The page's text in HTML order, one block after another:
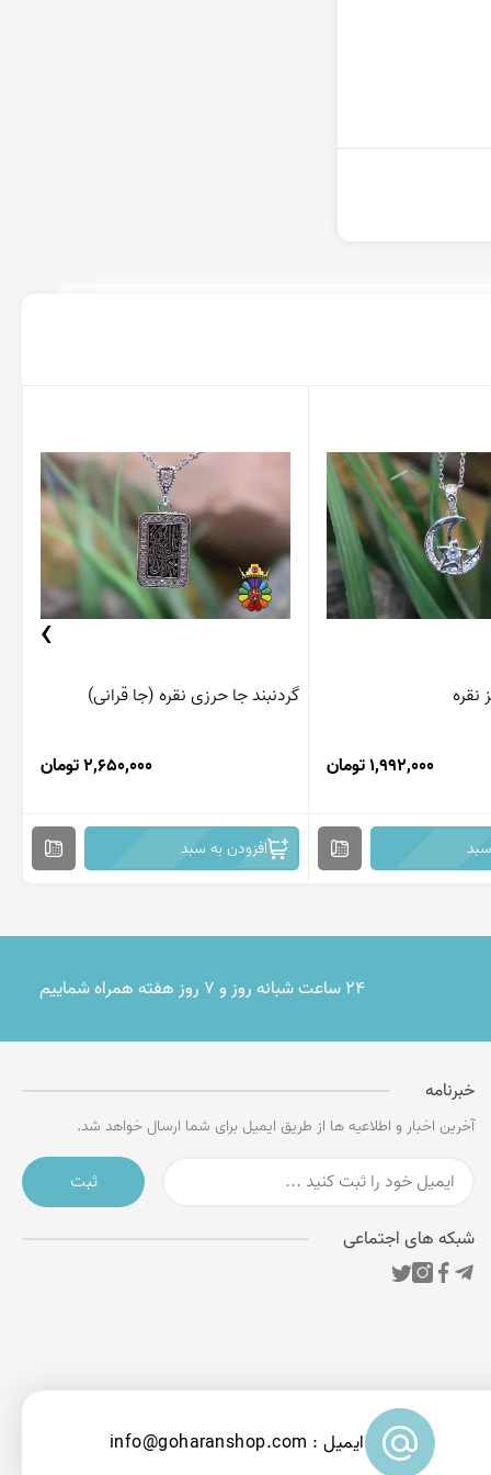
نقره
1,992,000 تومان
گردنبند جا حرزی نقره (جا قرانی)
2,650,000 تومان
افزودن به سبد
›
۲۴ ساعت شبانه روز و ۷ روز هفته همراه شماییم
خبرنامه
آخرین اخبار و اطلاعیه ها از طریق ایمیل برای شما ارسال خواهد شد.
ثبت
شبکه های اجتماعی
ایمیل : info@goharanshop.com